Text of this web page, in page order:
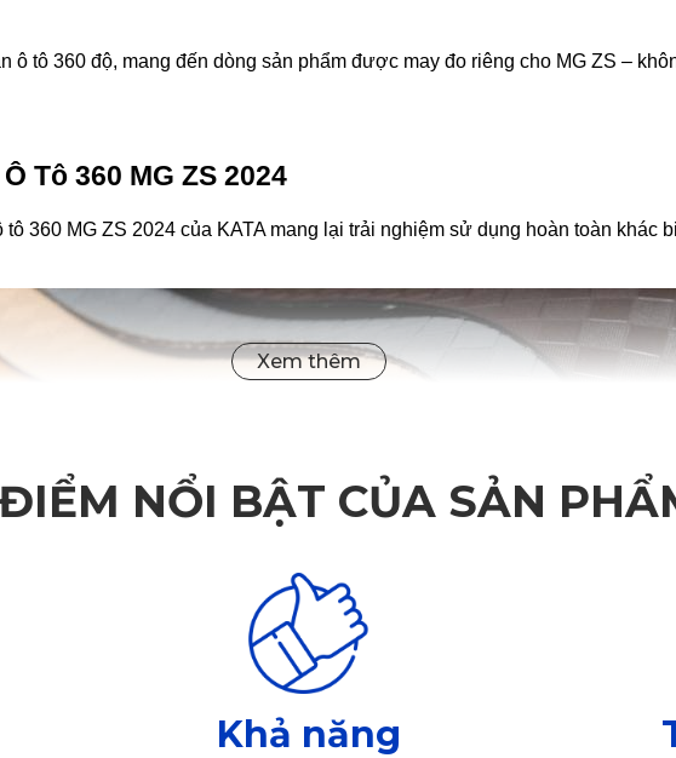
ô tô 360 độ, mang đến dòng sản phẩm được may đo riêng cho MG ZS –
Tô 360 MG ZS 2024
360 MG ZS 2024 của KATA mang lại trải nghiệm sử dụng hoàn toàn khác
NỔI BẬT CỦA SẢN
Khả năng